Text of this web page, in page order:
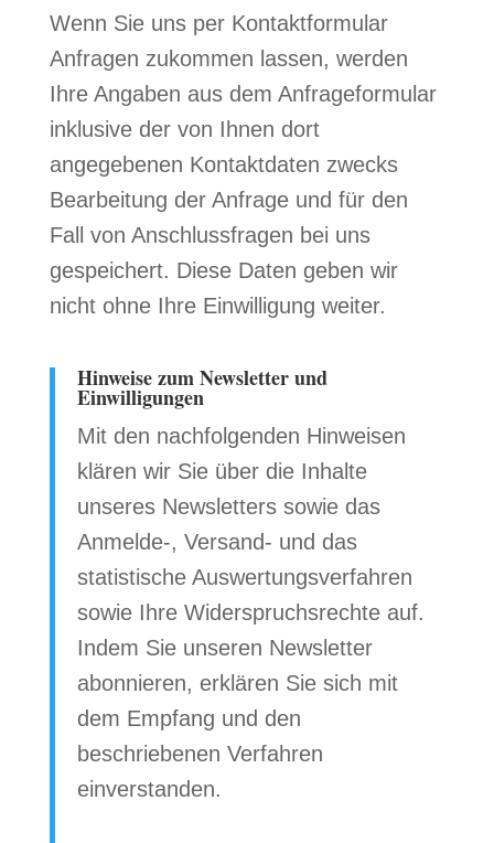
Wenn Sie uns per Kontaktformular
Anfragen zukommen lassen, werden
Ihre Angaben aus dem Anfrageformular
inklusive der von Ihnen dort
angegebenen Kontaktdaten zwecks
Bearbeitung der Anfrage und für den
Fall von Anschlussfragen bei uns
gespeichert. Diese Daten geben wir
nicht ohne Ihre Einwilligung weiter.
Hinweise zum Newsletter und
Einwilligungen
Mit den nachfolgenden Hinweisen
klären wir Sie über die Inhalte
unseres Newsletters sowie das
Anmelde-, Versand- und das
statistische Auswertungsverfahren
sowie Ihre Widerspruchsrechte auf.
Indem Sie unseren Newsletter
abonnieren, erklären Sie sich mit
dem Empfang und den
beschriebenen Verfahren
einverstanden.